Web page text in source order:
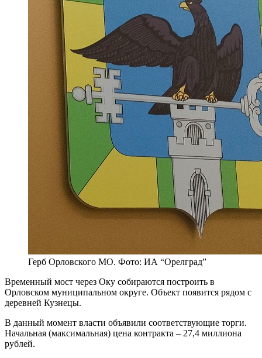
Герб Орловского МО. Фото: ИА “Орелград”
Временный мост через Оку собираются построить в
Орловском муниципальном округе. Объект появится рядом с
деревней Кузнецы.
В данный момент власти объявили соответствующие торги.
Начальная (максимальная) цена контракта – 27,4 миллиона
рублей.